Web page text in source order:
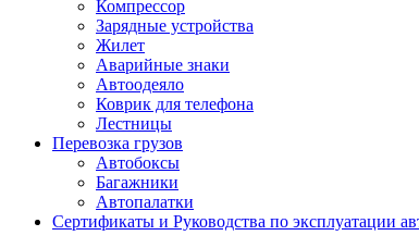
Компрессор
Зарядные устройства
Жилет
Аварийные знаки
Автоодеяло
Коврик для телефона
Лестницы
Перевозка грузов
Автобоксы
Багажники
Автопалатки
Сертификаты и Руководства по эксплуатации